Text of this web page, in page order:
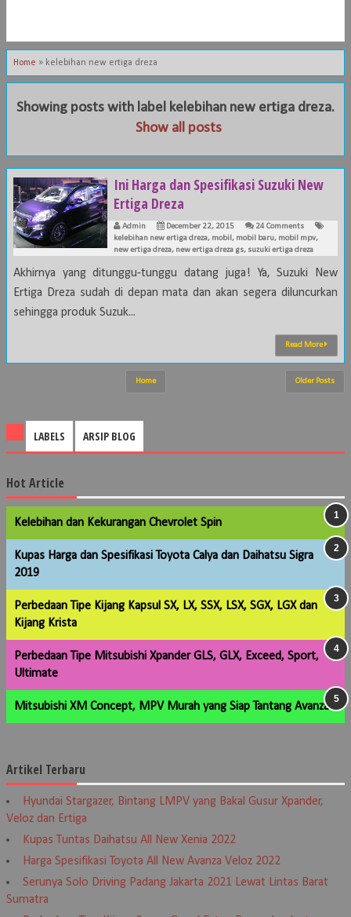
Home » kelebihan new ertiga dreza
Showing posts with label kelebihan new ertiga dreza.
Show all posts
Ini Harga dan Spesifikasi Suzuki New
Ertiga Dreza
Admin December 22, 2015
24 Comments
kelebihan new ertiga dreza, mobil , mobil baru, mobil mpv,
new ertiga dreza, new ertiga dreza gs, suzuki ertiga dreza
Akhirnya yang ditunggu-tunggu datang juga! Ya, Suzuki New
Ertiga Dreza sudah di depan mata dan akan segera diluncurkan
sehingga produk Suzuk...
Read More
Older Posts
Home
LABELS ARSIP BLOG
Hot Article
Kelebihan dan Kekurangan Chevrolet Spin
Kupas Harga dan Spesifikasi Toyota Calya dan Daihatsu Sigra
2019
Perbedaan Tipe Kijang Kapsul SX, LX, SSX, LSX, SGX, LGX dan
Kijang Krista
Perbedaan Tipe Mitsubishi Xpander GLS, GLX, Exceed, Sport,
Ultimate
Mitsubishi XM Concept, MPV Murah yang Siap Tantang Avanza
Artikel Terbaru
Hyundai Stargazer, Bintang LMPV yang Bakal Gusur Xpander,
Veloz dan Ertiga
Kupas Tuntas Daihatsu All New Xenia 2022
Harga Spesifikasi Toyota All New Avanza Veloz 2022
Serunya Solo Driving Padang Jakarta 2021 Lewat Lintas Barat
Sumatra